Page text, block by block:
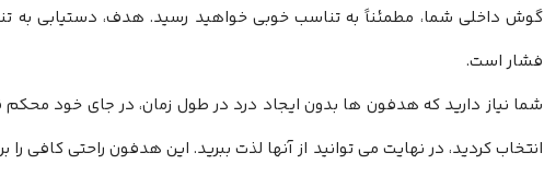
گوش داخلی شما، مطمئناً به تناسب خوبی خواهید رسید. هدف، دستیابی به
فشار است.
شما نیاز دارید که هدفون ها بدون ایجاد درد در طول زمان، در جای خود محکم
انتخاب کردید، در نهایت می توانید از آنها لذت ببرید. این هدفون راحتی کافی